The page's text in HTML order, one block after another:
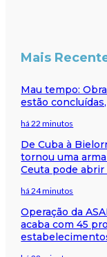
Mais
Mau tempo:
estão
há 22 minutos
De Cuba à
tornou uma
Ceuta pode abrir
há 24 minutos
Operação da
acaba com 45